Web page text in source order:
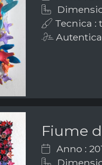
Tecnica :
Fiume
Anno :